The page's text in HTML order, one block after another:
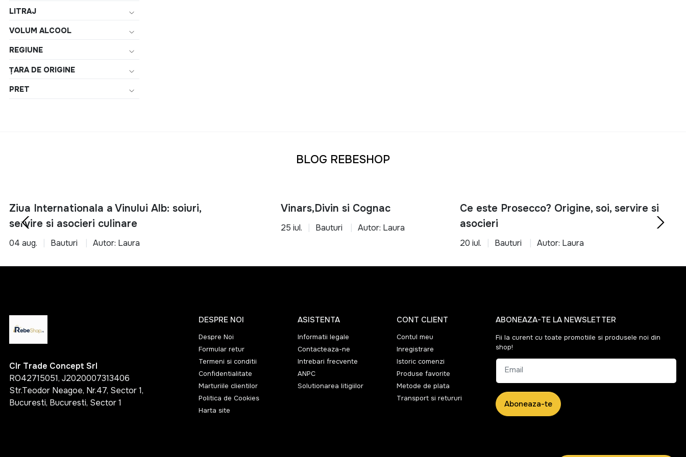
LITRAJ
VOLUM ALCOOL
REGIUNE
ȚARA DE ORIGINE
PRET
BLOG REBESHOP
Ziua Internationala a Vinului Alb: soiuri,
servire si asocieri culinare
04 aug. Bauturi Autor: Laura
Vinars,Divin si Cognac
25 iul. Bauturi Autor: Laura
Ce este Prosecco? Origine, soi, servire si
asocieri
20 iul. Bauturi Autor: Laura
Clr Trade Concept Srl
RO42715051, J2020007313406
Str.Teodor Neagoe, Nr.47, Sector 1,
Bucuresti, Bucuresti, Sector 1
DESPRE NOI
Despre Noi
Formular retur
Termeni si conditii
Confidentialitate
Marturiile clientilor
Politica de Cookies
Harta site
ASISTENTA
Informatii legale
Contacteaza-ne
Intrebari frecvente
ANPC
Solutionarea litigiilor
CONT CLIENT
Contul meu
Inregistrare
Istoric comenzi
Produse favorite
Metode de plata
Transport si retururi
ABONEAZA-TE LA NEWSLETTER
Fii la curent cu toate promotiile si produsele noi din
shop!
Email
Aboneaza-te